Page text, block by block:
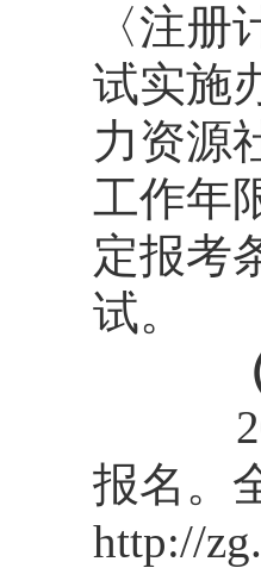
〈注
试实施
力资源
工作年
定报考
试。
（二
报名。
http://